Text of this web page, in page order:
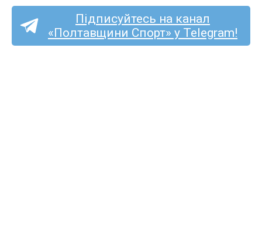
Підписуйтесь на канал
«Полтавщини Спорт» у Telegram!